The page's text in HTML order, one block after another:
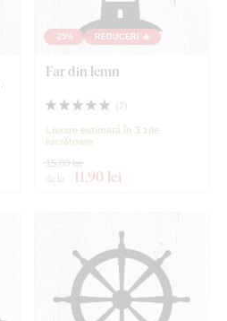
-25% REDUCERI 🔥
Far din lemn
( 2)
Livrare estimată în 3 zile
lucrătoare
de la 11,90 lei
15,80 lei